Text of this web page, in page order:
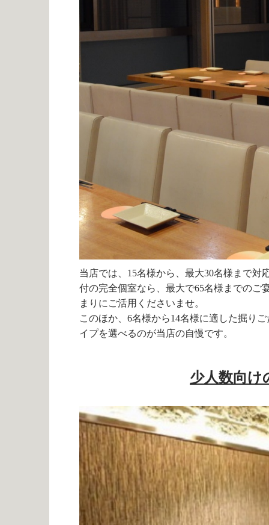
当店では、15名様から、最大30名様まで
付の完全個室なら、最大で65名様までのご
まりにご活用くださいませ。
このほか、6名様から14名様に適した掘り
イプを選べるのが当店の自慢です。
少人数向け